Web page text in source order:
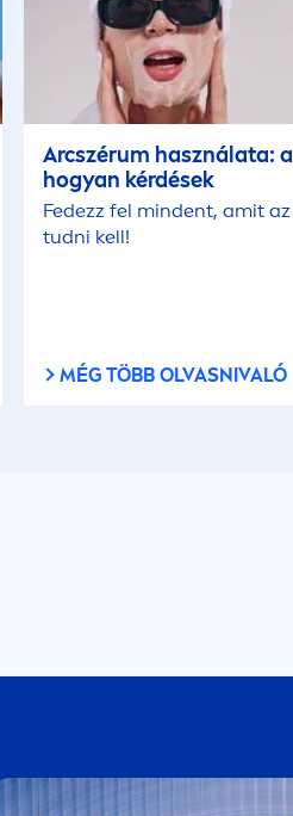
Arcszérum használata:
hogyan kérdések
Fedezz fel mindent, amit
tudni kell!
MÉG TÖBB OLVASNIVALÓ